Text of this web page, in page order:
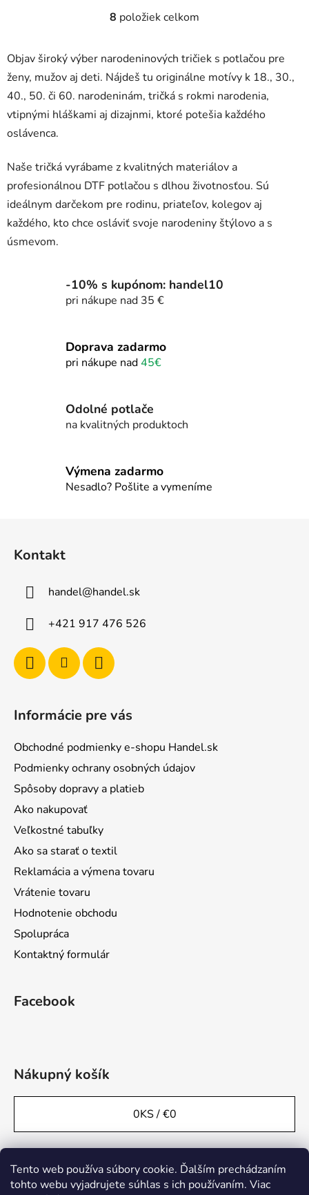
Tento web používa súbory cookie. Ďalším prechádzaním
tohto webu vyjadrujete súhlas s ich používaním. Viac
O
l
á
d
a
c
p
r
v
k
y
i
s
8 položiek celkom
Objav široký výber narodeninových tričiek s potlačou pre
ženy, mužov aj deti. Nájdeš tu originálne motívy k 18., 30.,
40., 50. či 60. narodeninám, tričká s rokmi narodenia,
vtipnými hláškami aj dizajnmi, ktoré potešia každého
oslávenca.
Naše tričká vyrábame z kvalitných materiálov a
profesionálnou DTF potlačou s dlhou životnosťou. Sú
ideálnym darčekom pre rodinu, priateľov, kolegov aj
každého, kto chce osláviť svoje narodeniny štýlovo a s
úsmevom.
-10% s kupónom: handel10
pri nákupe nad 35 €
Doprava zadarmo
pri nákupe nad45€
Odolné potlače
na kvalitných produktoch
Výmena zadarmo
Nesadlo? Pošlite a vymeníme
Kontakt
handel@handel.sk
+421 917 476 526
Informácie pre vás
Obchodné podmienky e-shopu Handel.sk
Podmienky ochrany osobných údajov
Spôsoby dopravy a platieb
Ako nakupovať
Veľkostné tabuľky
Ako sa starať o textil
Reklamácia a výmena tovaru
Vrátenie tovaru
Hodnotenie obchodu
Spolupráca
Kontaktný formulár
Facebook
Nákupný košík
0KS /€0